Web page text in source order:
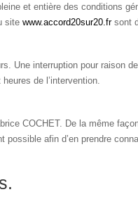
et entière des conditions
sitewww.accord20sur20.frsont
Une interruption pour raison
de l’intervention.
COCHET. De la même
afin d’en prendre